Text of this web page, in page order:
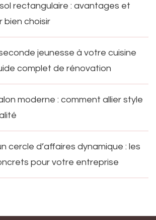
rectangulaire : avantages et
bien choisir
jeunesse à votre cuisine
complet de rénovation
moderne : comment allier style
cercle d’affaires dynamique : les
pour votre entreprise